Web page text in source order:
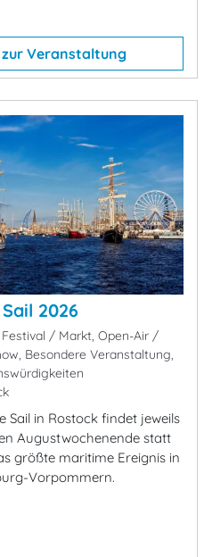
zur Veranstaltung
2026
/ Markt, Open-Air /
Besondere Veranstaltung,
Sail in Rostock findet jeweils
Augustwochenende statt
größte maritime Ereignis in
Vorpommern.